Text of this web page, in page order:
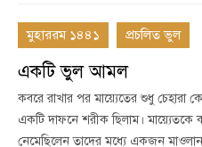
মুহাররম ১৪৪১ প্রচলিত ভুল
একটি ভুল আমল
কবরে রাখার পর মায়্যেতের শুধু চেহারা
একটি দাফনে শরীক ছিলাম। মায়্যেতকে
নেমেছিলেন তাদের মধ্যে একজন